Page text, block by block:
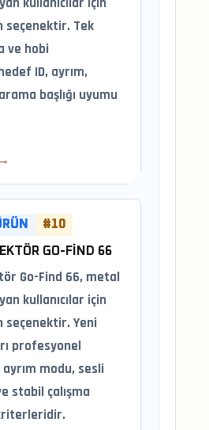
seçenektir. Tek
ve hobi
ID, ayrım,
başlığı uyumu
#10
GO-FIND 66
Go-Find 66, metal
kullanıcılar için
Yeni
profesyonel
ayrım modu, sesli
stabil çalışma